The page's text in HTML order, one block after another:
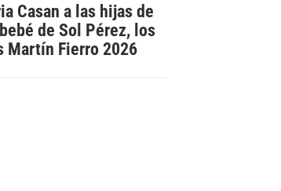
Casan a las hijas de
de Sol Pérez, los
Martín Fierro 2026